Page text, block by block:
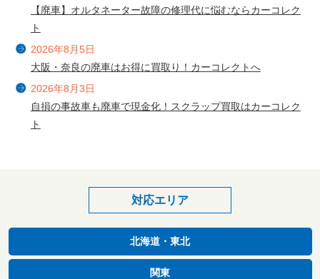
【廃車】オルタネーター故障の修理代に悩むならカーコレク
ト
2026年8月5日
大阪・奈良の廃車はお得に買取り！カーコレクトへ
2026年8月3日
自損の事故車も廃車で現金化！スクラップ買取はカーコレク
ト
対応エリア
北海道・東北
関東